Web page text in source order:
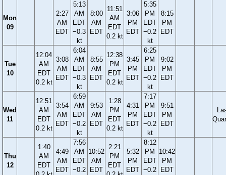
Mon
09
2:27
AM
EDT
5:13
AM
EDT
−0.3
kt
8:00
AM
EDT
11:51
AM
EDT
0.2 kt
3:06
PM
EDT
5:35
PM
EDT
−0.2
kt
8:15
PM
EDT
Tue
10
12:04
AM
EDT
0.2 kt
3:08
AM
EDT
6:04
AM
EDT
−0.3
kt
8:55
AM
EDT
12:38
PM
EDT
0.2 kt
3:45
PM
EDT
6:25
PM
EDT
−0.2
kt
9:02
PM
EDT
Wed
11
12:51
AM
EDT
0.2 kt
3:54
AM
EDT
6:59
AM
EDT
−0.2
kt
9:53
AM
EDT
1:28
PM
EDT
0.2 kt
4:31
PM
EDT
7:17
PM
EDT
−0.2
kt
9:51
PM
EDT
Thu
12
1:40
AM
EDT
4:49
AM
EDT
7:56
AM
EDT
−0.2
10:52
AM
EDT
2:21
PM
EDT
5:32
PM
EDT
8:12
PM
EDT
−0.2
10:42
PM
EDT